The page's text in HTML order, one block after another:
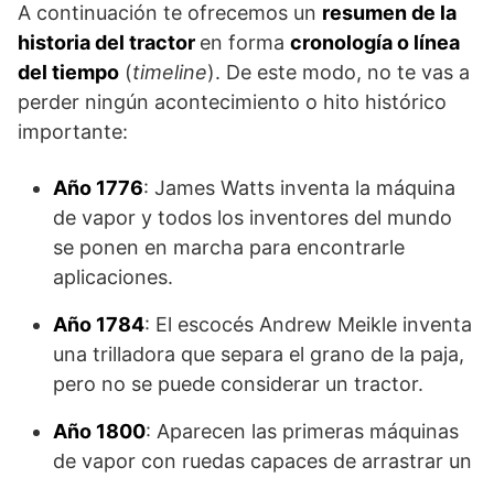
A continuación te ofrecemos un resumen de la
historia del tractor en forma cronología o línea
del tiempo (timeline). De este modo, no te vas a
perder ningún acontecimiento o hito histórico
importante:
Año 1776: James Watts inventa la máquina
de vapor y todos los inventores del mundo
se ponen en marcha para encontrarle
aplicaciones.
Año 1784: El escocés Andrew Meikle inventa
una trilladora que separa el grano de la paja,
pero no se puede considerar un tractor.
Año 1800: Aparecen las primeras máquinas
de vapor con ruedas capaces de arrastrar un